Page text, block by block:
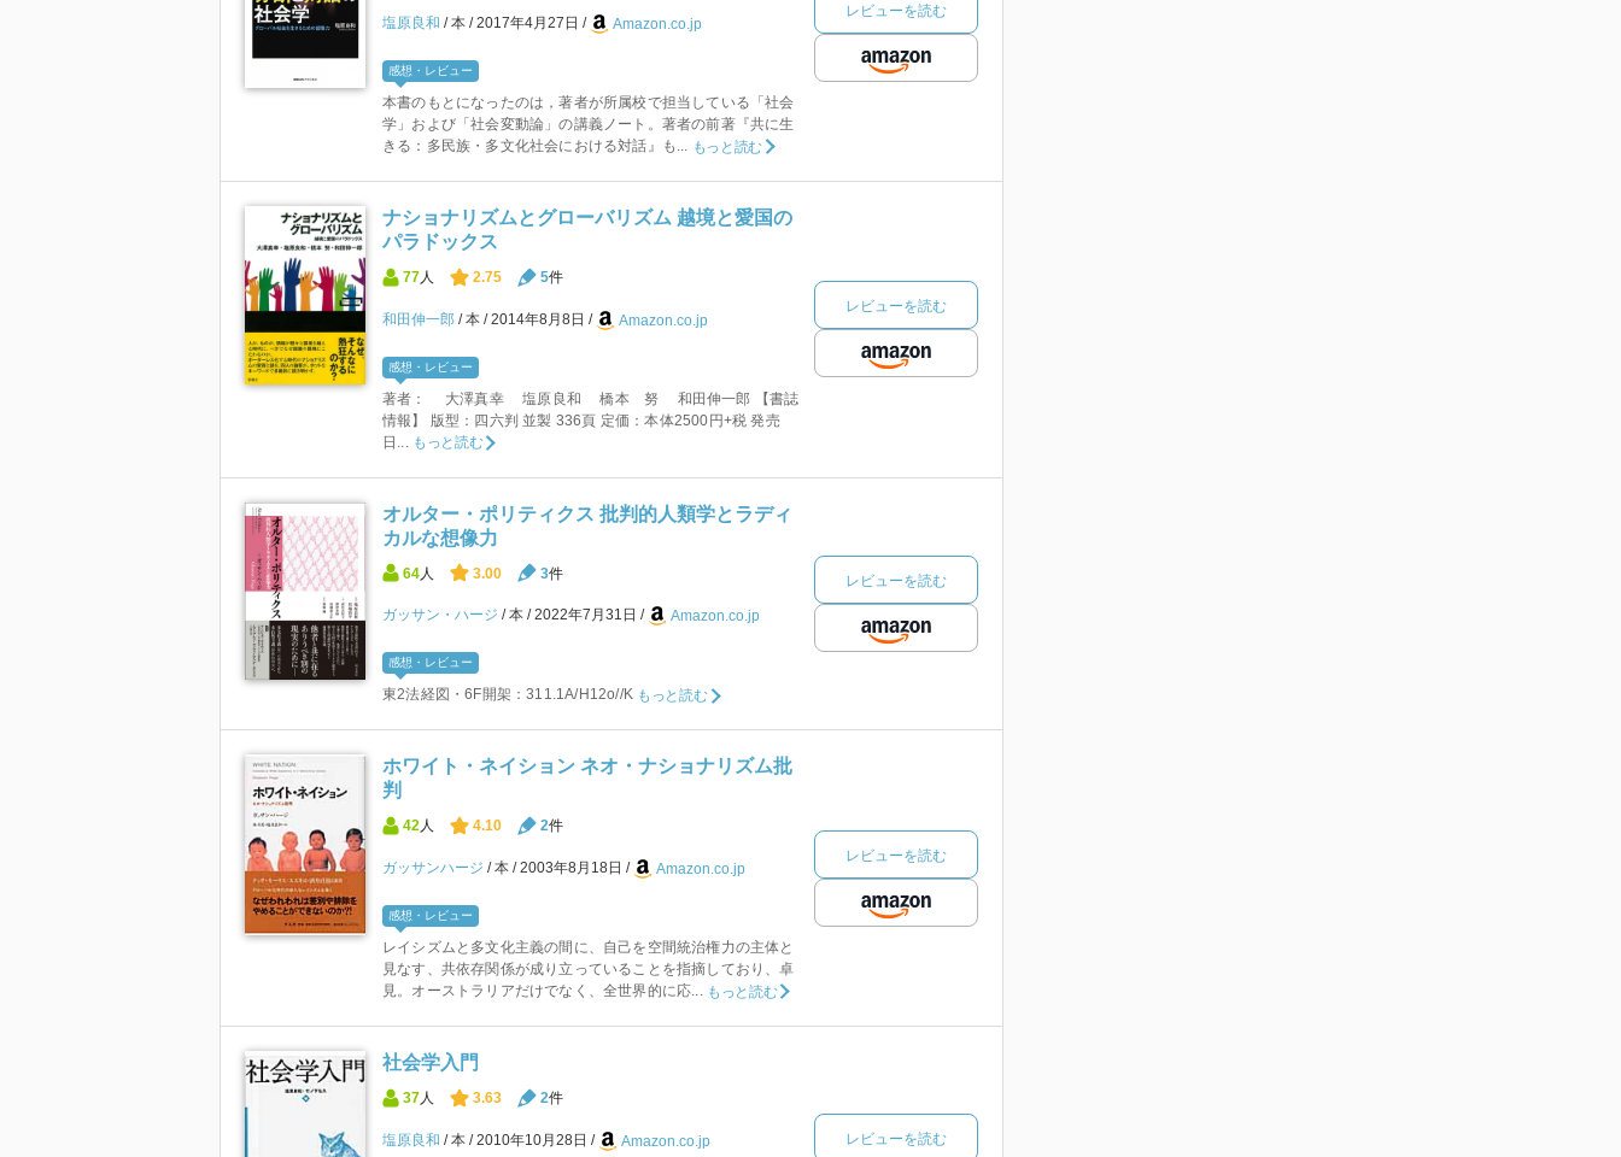
塩原良和 本 2017年4月27日 Amazon.co.jp
感想・レビュー
本書のもとになったのは，著者が所属校で担当している「社会
学」および「社会変動論」の講義ノート。著者の前著『共に生
きる：多民族・多文化社会における対話』も... もっと読む
レビューを読む
ナショナリズムとグローバリズム 越境と愛国の
パラドックス
77 人 2.75 5件
和田伸一郎 本 2014年8月8日 Amazon.co.jp
感想・レビュー
著者： 大澤真幸 塩原良和 橋本 努 和田伸一郎 【書誌
情報】 版型：四六判 並製 336頁 定価：本体2500円+税 発売
日...
もっと読む
レビューを読む
オルター・ポリティクス 批判的人類学とラディ
カルな想像力
64 人 3.00 3件
ガッサン・ハージ 本 2022年7月31日 Amazon.co.jp
感想・レビュー
東2法経図・6F開架：311.1A/H12o//K もっと読む
レビューを読む
ホワイト・ネイション ネオ・ナショナリズム批
判
42人 4.10 2件
ガッサンハージ 本 2003年8月18日 Amazon.co.jp
感想・レビュー
レイシズムと多文化主義の間に、自己を空間統治権力の主体と
見なす、共依存関係が成り立っていることを指摘しており、卓
見。オーストラリアだけでなく、全世界的に応... もっと読む
レビューを読む
社会学入門
37 人 3.63 2件
塩原良和 本 2010年10月28日 Amazon.co.jp レビューを読む